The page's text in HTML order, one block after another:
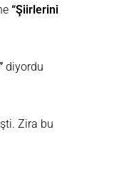
“Şiirlerini
diyordu
Zira bu